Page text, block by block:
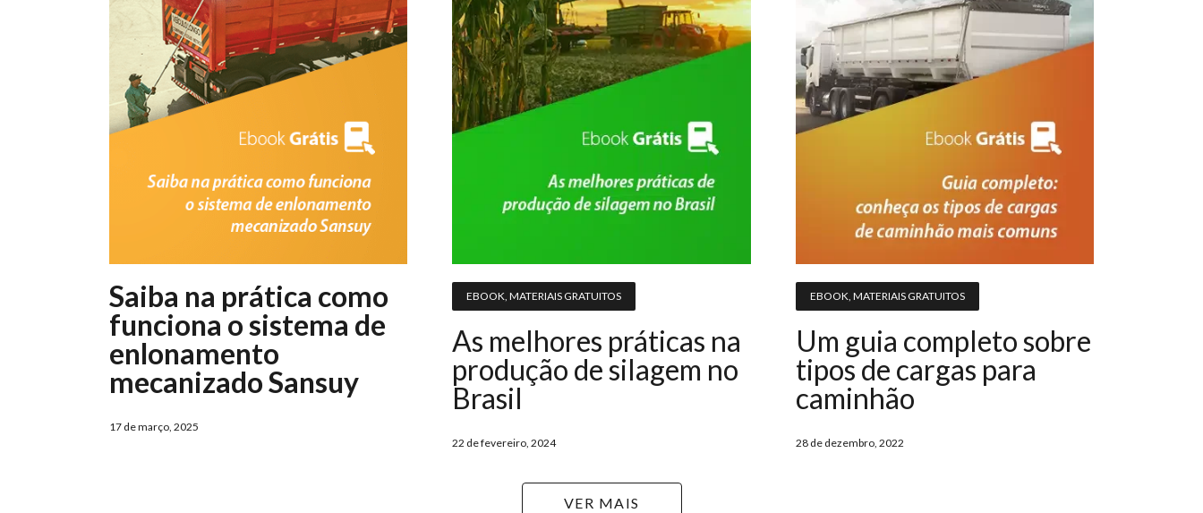
Saiba na prática como
funciona o sistema de
enlonamento
mecanizado Sansuy
17 de março, 2025
EBOOK,MATERIAIS GRATUITOS
As melhores práticas na
produção de silagem no
Brasil
22 de fevereiro, 2024
EBOOK, MATERIAIS GRATUITOS
Um guia completo sobre
tipos de cargas para
caminhão
28 de dezembro, 2022
VER MAIS